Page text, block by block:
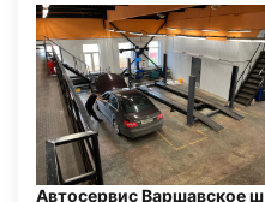
Автосервис Варшавское ш